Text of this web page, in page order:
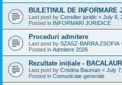
BULETINUL DE INFORMARE
Last post by Consilier juridic « July 8,
Posted in INFORMARI JURIDICE
Proceduri admitere
Last post by SZASZ-BARRA ZSOFIA
Posted in Admitere 2026
Rezultate inițiale -
Last post by Cristina Bauman « July
Posted in Comunicate generale